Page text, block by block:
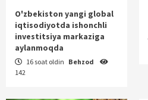
O'zbekiston yangi global
iqtisodiyotda ishonchli
investitsiya markaziga
aylanmoqda
16 soat oldin Behzod
142